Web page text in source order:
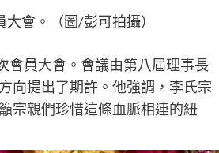
會。（圖/彭可拍攝）
會員大會。會議由第八屆理事長
向提出了期許。他強調，李氏宗
宗親們珍惜這條血脈相連的紐